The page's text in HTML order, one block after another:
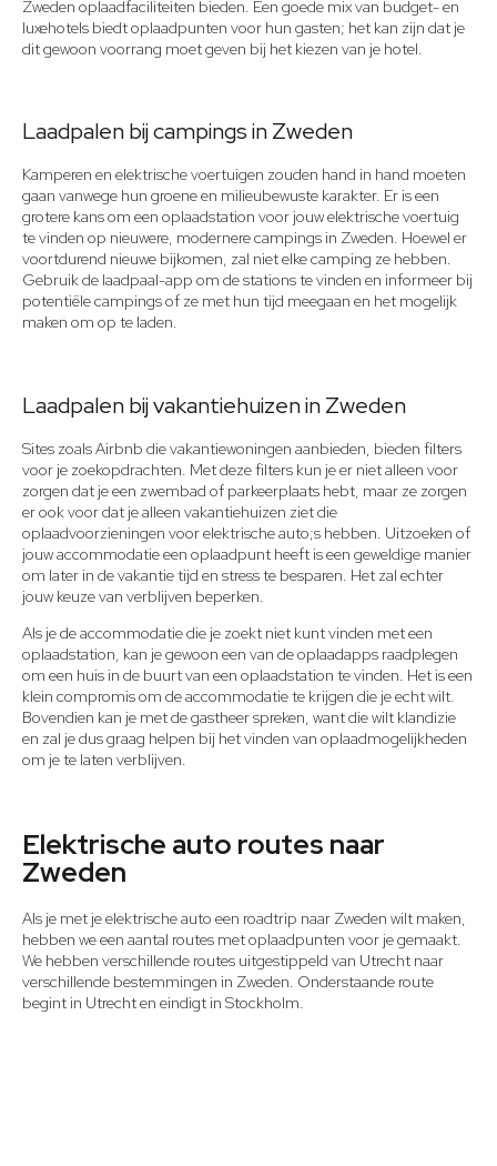
Zweden oplaadfaciliteiten bieden. Een goede mix van budget- en
luxehotels biedt oplaadpunten voor hun gasten; het kan zijn dat je
dit gewoon voorrang moet geven bij het kiezen van je hotel.
Laadpalen bij campings in Zweden
Kamperen en elektrische voertuigen zouden hand in hand moeten
gaan vanwege hun groene en milieubewuste karakter. Er is een
grotere kans om een oplaadstation voor jouw elektrische voertuig
te vinden op nieuwere, modernere campings in Zweden. Hoewel er
voortdurend nieuwe bijkomen, zal niet elke camping ze hebben.
Gebruik de laadpaal-app om de stations te vinden en informeer bij
potentiële campings of ze met hun tijd meegaan en het mogelijk
maken om op te laden.
Laadpalen bij vakantiehuizen in Zweden
Sites zoals Airbnb die vakantiewoningen aanbieden, bieden filters
voor je zoekopdrachten. Met deze filters kun je er niet alleen voor
zorgen dat je een zwembad of parkeerplaats hebt, maar ze zorgen
er ook voor dat je alleen vakantiehuizen ziet die
oplaadvoorzieningen voor elektrische auto;s hebben. Uitzoeken of
jouw accommodatie een oplaadpunt heeft is een geweldige manier
om later in de vakantie tijd en stress te besparen. Het zal echter
jouw keuze van verblijven beperken.
Als je de accommodatie die je zoekt niet kunt vinden met een
oplaadstation, kan je gewoon een van de oplaadapps raadplegen
om een huis in de buurt van een oplaadstation te vinden. Het is een
klein compromis om de accommodatie te krijgen die je echt wilt.
Bovendien kan je met de gastheer spreken, want die wilt klandizie
en zal je dus graag helpen bij het vinden van oplaadmogelijkheden
om je te laten verblijven.
Elektrische auto routes naar
Zweden
Als je met je elektrische auto een roadtrip naar Zweden wilt maken,
hebben we een aantal routes met oplaadpunten voor je gemaakt.
We hebben verschillende routes uitgestippeld van Utrecht naar
verschillende bestemmingen in Zweden. Onderstaande route
begint in Utrecht en eindigt in Stockholm.